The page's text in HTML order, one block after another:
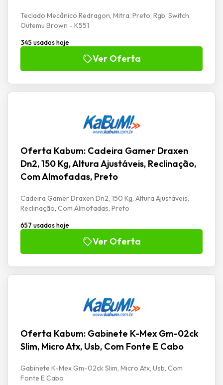
Teclado Mecânico Redragon, Mitra, Preto, Rgb, Switch
Outemu Brown - K551
345 usados hoje
Ver Oferta
Oferta Kabum: Cadeira Gamer Draxen
Dn2, 150 Kg, Altura Ajustáveis, Reclinação,
Com Almofadas, Preto
Cadeira Gamer Draxen Dn2, 150 Kg, Altura Ajustáveis,
Reclinação, Com Almofadas, Preto
657 usados hoje
Ver Oferta
Oferta Kabum: Gabinete K-Mex Gm-02ck
Slim, Micro Atx, Usb, Com Fonte E Cabo
Gabinete K-Mex Gm-02ck Slim, Micro Atx, Usb, Com
Fonte E Cabo